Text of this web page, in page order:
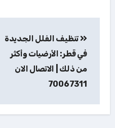
المقالات
تنظيف الفلل الجديدة
في قطر: الأرضيات وأكثر
من ذلك | الاتصال الان
70067311